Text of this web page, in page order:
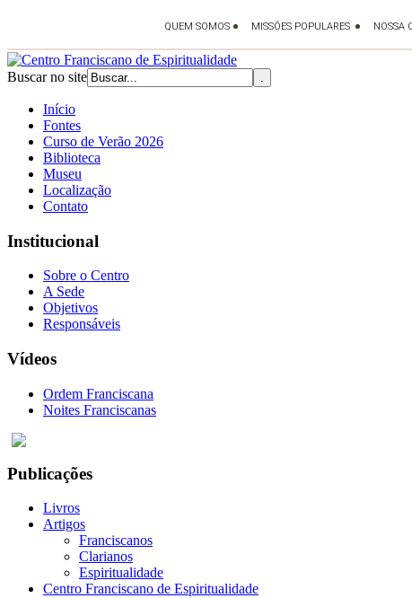
Buscar no site
Início
Fontes
Curso de Verão 2026
Biblioteca
Museu
Localização
Contato
Institucional
Sobre o Centro
A Sede
Objetivos
Responsáveis
Vídeos
Ordem Franciscana
Noites Franciscanas
Publicações
Livros
Artigos
Franciscanos
Clarianos
Espiritualidade
Centro Franciscano de Espiritualidade